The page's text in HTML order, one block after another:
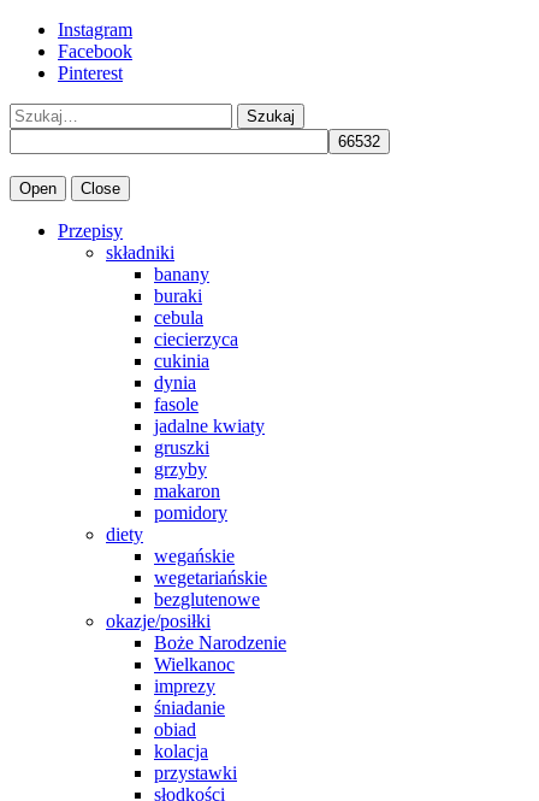
Instagram
Facebook
Pinterest
Szukaj
Open Close
Przepisy
składniki
banany
buraki
cebula
ciecierzyca
cukinia
dynia
fasole
jadalne kwiaty
gruszki
grzyby
makaron
pomidory
diety
wegańskie
wegetariańskie
bezglutenowe
okazje/posiłki
Boże Narodzenie
Wielkanoc
imprezy
śniadanie
obiad
kolacja
przystawki
słodkości